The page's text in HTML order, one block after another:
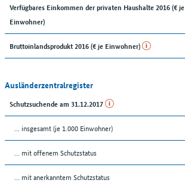
Verfügbares Einkommen der privaten Haushalte 2016 (€ je
Einwohner)
Bruttoinlandsprodukt 2016 (€ je Einwohner)
Ausländerzentralregister
Schutzsuchende am 31.12.2017
... insgesamt (je 1.000 Einwohner)
… mit offenem Schutzstatus
... mit anerkanntem Schutzstatus